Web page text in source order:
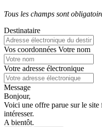
Tous les champs sont
Destinataire
Vos coordonnées Votre nom
Votre adresse électronique
Message
Bonjour,
Voici une offre parue sur le
intéresser.
A bientôt.